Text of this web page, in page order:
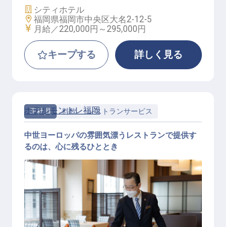
施設業態
シティホテル
勤務地
福岡県福岡市中央区大名2-12-5
給与
月給／220,000円～ 295,000円
キープする 詳しく見る
正社員 料飲 レストランサービス
ホテルモントレ福岡
中世ヨーロッパの雰囲気漂うレストランで提供す
るのは、心に残るひととき